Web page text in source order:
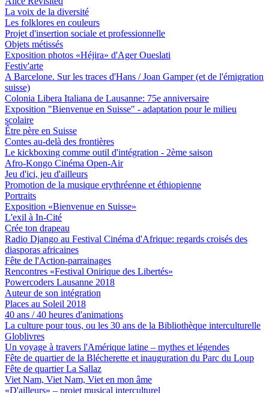
La voix de la diversité
Les folklores en couleurs
Projet d'insertion sociale et professionnelle
Objets métissés
Exposition photos «Héjira» d'Ager Oueslati
Festiv'arte
A Barcelone. Sur les traces d'Hans / Joan Gamper (et de l'émigration
suisse)
Colonia Libera Italiana de Lausanne: 75e anniversaire
Exposition "Bienvenue en Suisse" - adaptation pour le milieu
scolaire
Être père en Suisse
Contes au-delà des frontières
Le kickboxing comme outil d'intégration - 2ème saison
Afro-Kongo Cinéma Open-Air
Jeu d'ici, jeu d'ailleurs
Promotion de la musique erythréenne et éthiopienne
Portraits
Exposition «Bienvenue en Suisse»
L'exil à In-Cité
Crée ton drapeau
Radio Django au Festival Cinéma d'Afrique: regards croisés des
diasporas africaines
Fête de l'Action-parrainages
Rencontres «Festival Onirique des Libertés»
Powercoders Lausanne 2018
Auteur de son intégration
Places au Soleil 2018
40 ans / 40 heures d'animations
La culture pour tous, ou les 30 ans de la Bibliothèque interculturelle
Globlivres
Un voyage à travers l'Amérique latine – mythes et légendes
Fête de quartier de la Blécherette et inauguration du Parc du Loup
Fête de quartier La Sallaz
Viet Nam, Viet Nam, Viet en mon âme
«D'ailleurs» – projet musical interculturel